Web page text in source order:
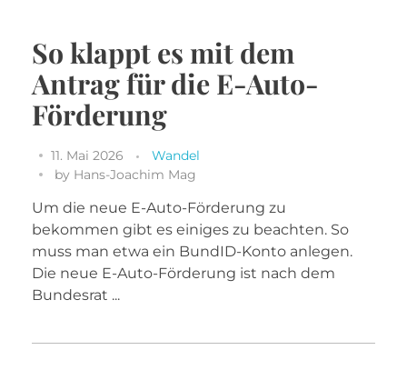
So klappt es mit dem
Antrag für die E-Auto-
Förderung
11. Mai 2026
Wandel
by Hans-Joachim Mag
Um die neue E-Auto-Förderung zu
bekommen gibt es einiges zu beachten. So
muss man etwa ein BundID-Konto anlegen.
Die neue E-Auto-Förderung ist nach dem
Bundesrat ...